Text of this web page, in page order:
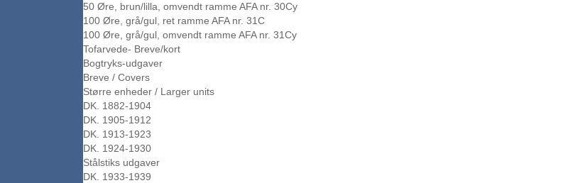
50 Øre, brun/lilla, omvendt ramme AFA nr. 30Cy
100 Øre, grå/gul, ret ramme AFA nr. 31C
100 Øre, grå/gul, omvendt ramme AFA nr. 31Cy
Tofarvede- Breve/kort
Bogtryks-udgaver
Breve / Covers
Større enheder / Larger units
DK. 1882-1904
DK. 1905-1912
DK. 1913-1923
DK. 1924-1930
Stålstiks udgaver
DK. 1933-1939